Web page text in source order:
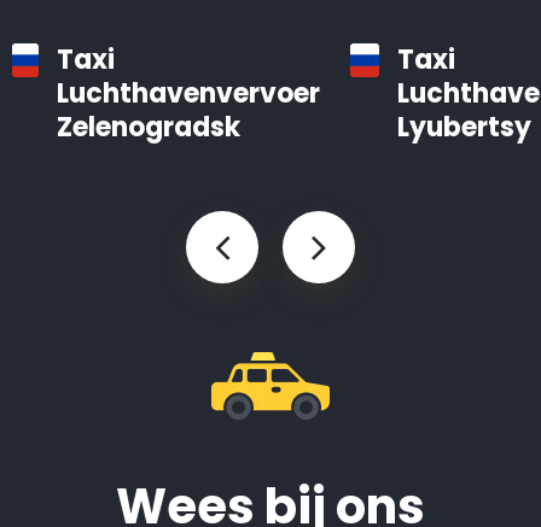
Taxi
Luchthavenvervoer
Zelenogradsk
Taxi
Lyubertsy
Wees bij ons